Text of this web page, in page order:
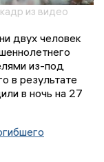
из видео
двух человек
из-под
в результате
в ночь на 27